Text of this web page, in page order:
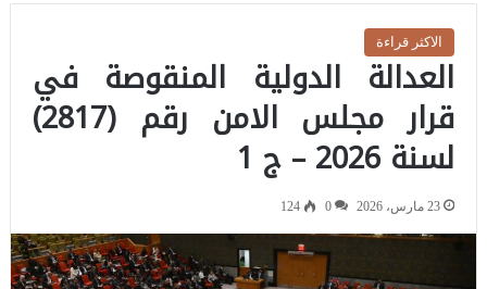
الاكثر قراءة
العدالة الدولية المنقوصة في
قرار مجلس الامن رقم (2817)
لسنة 2026 – ج 1
23 مارس، 2026 0
124